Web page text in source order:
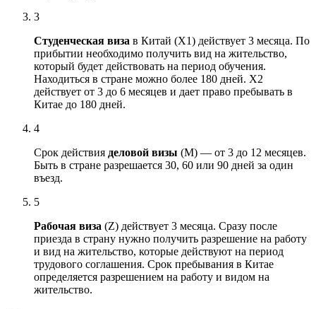
3
Студенческая виза в Китай (X1) действует 3 месяца. По
прибытии необходимо получить вид на жительство,
который будет действовать на период обучения.
Находиться в стране можно более 180 дней. X2
действует от 3 до 6 месяцев и дает право пребывать в
Китае до 180 дней.
4
Срок действия деловой визы (М) — от 3 до 12 месяцев.
Быть в стране разрешается 30, 60 или 90 дней за один
въезд.
5
Рабочая виза (Z) действует 3 месяца. Сразу после
приезда в страну нужно получить разрешение на работу
и вид на жительство, которые действуют на период
трудового соглашения. Срок пребывания в Китае
определяется разрешением на работу и видом на
жительство.